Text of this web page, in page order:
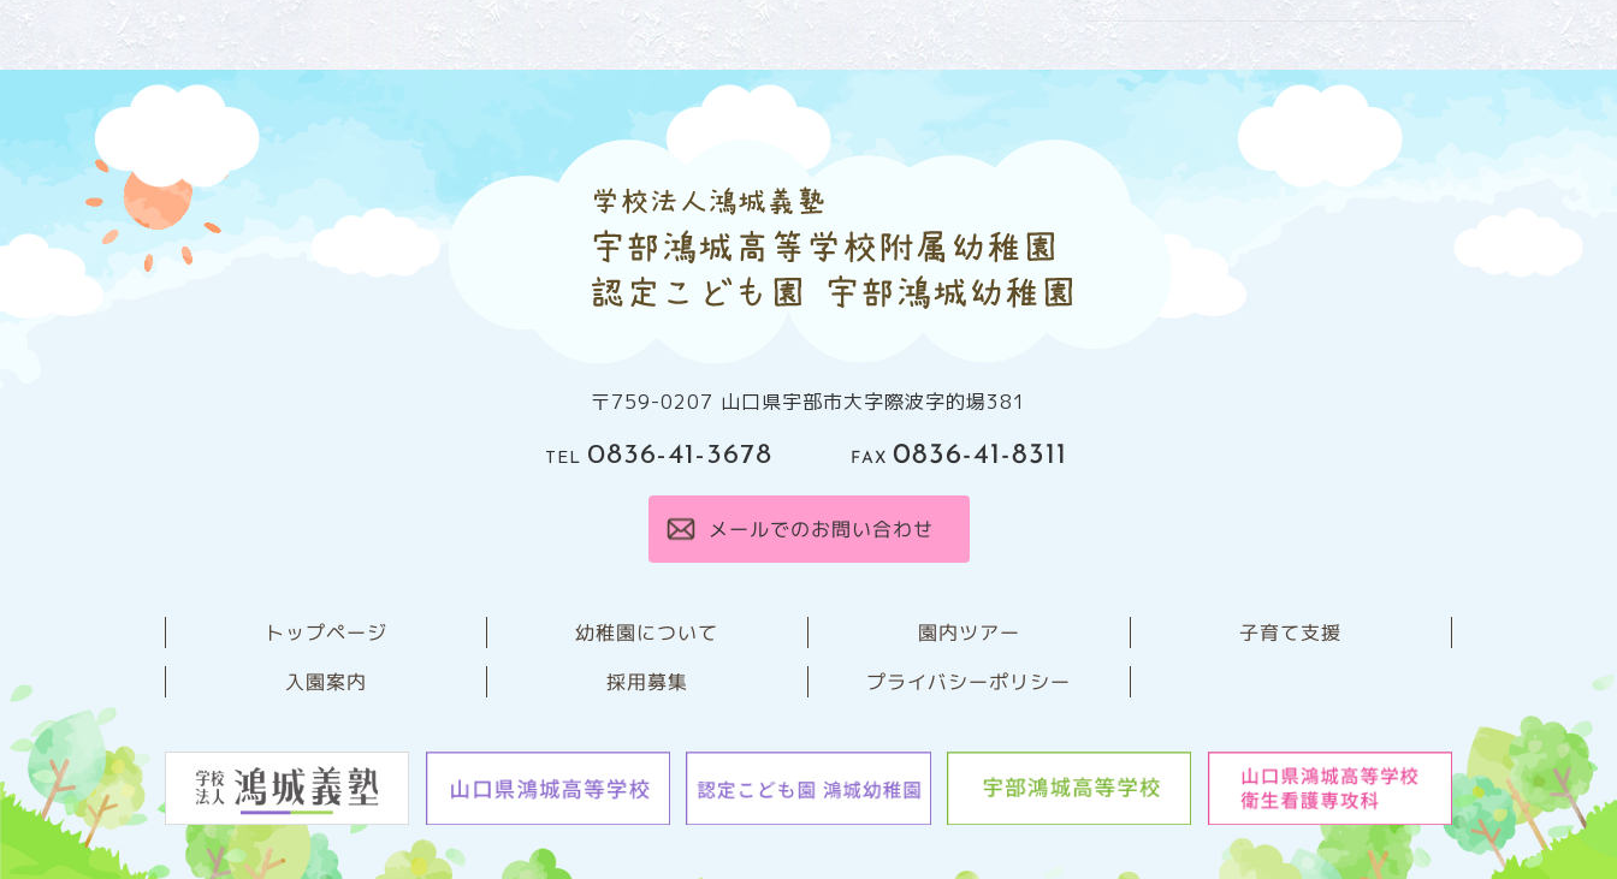
〒759-0207 山口県宇部市大字際波字的場381
TEL 0836-41-3678 FAX 0836-41-8311
メールでのお問い合わせ
トップページ 幼稚園について 園内ツアー 子育て支援
⼊園案内 採用募集 プライバシーポリシー